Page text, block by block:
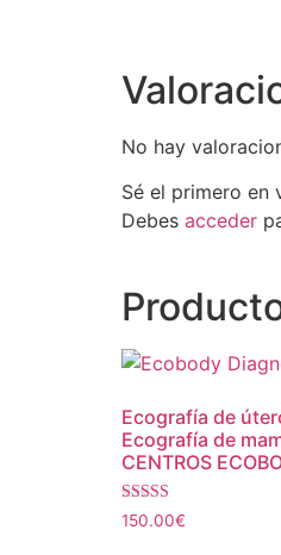
No hay
Sé el primero en
Debes acceder
Ecografía de
Ecografía de
CENTROS
Valorado
con
150.00€